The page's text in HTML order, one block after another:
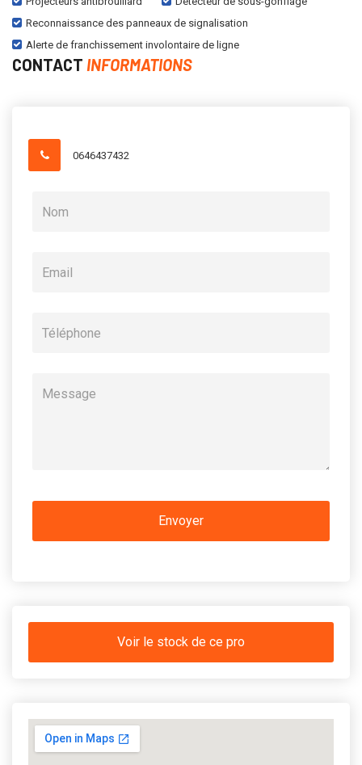
Reconnaissance des panneaux de signalisation
Alerte de franchissement involontaire de ligne
CONTACT INFORMATIONS
0646437432
Voir le stock de ce pro